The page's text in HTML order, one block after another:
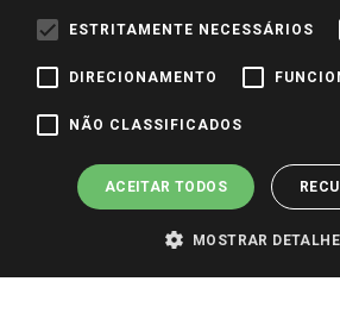
Identidade Visual
Pagamento e Segurança
ESTRITAMENTE NECESSÁRIOS
DIRECIONAMENTO
NÃO CLASSIFICADOS
ACEITAR TODOS
MOSTRAR